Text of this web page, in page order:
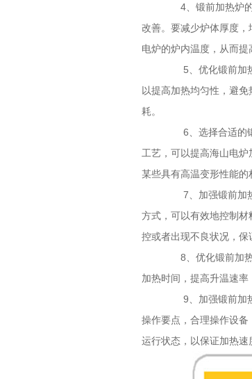
4、锻前加热炉的
改善。要减少炉体厚度
电炉的炉内温度，从而提
5、优化锻前加热
以提高加热均匀性，避
耗。
6、选择合适的锻
工艺，可以提高海山电
某些具有高温变形性能的
7、加强锻前加热
方式，可以有效地控制
控或者出现不良状况，保
8、优化锻前加热
加热时间，提高升温速
9、加强锻前加热
操作要点，合理操作设
运行状态，以保证加热速